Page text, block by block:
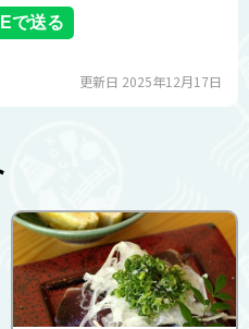
更新日 2025年12月17日